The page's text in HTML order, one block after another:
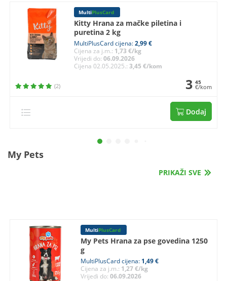
MultiPlusCard
Kitty Hrana za mačke piletina i
puretina 2 kg
MultiPlusCard cijena:2,99 €
Cijena za j.m.: 1,73 €/kg
Vrijedi do:06.09.2026
Cijena 02.05.2025.:3,45 €/kom
(2) 3 45
€/kom
Dodaj
My Pets
PRIKAŽI SVE
MultiPlusCard
My Pets Hrana za pse govedina 1250
g
MultiPlusCard cijena: 1,49 €
Cijena za j.m.: 1,27 €/kg
Vrijedi do: 06.09.2026